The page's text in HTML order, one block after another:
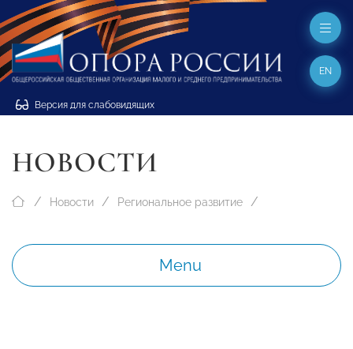
Версия для слабовидящих
EN
НОВОСТИ
Новости Региональное развитие
Menu